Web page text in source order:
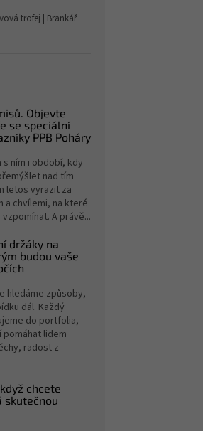
trofej | Brankář
Objevte
se speciální
PPB Poháry
s ním i období, kdy
nad tím
letos vyrazit za
a chvílemi, na které
A právě...
držáky na
budou vaše
hledáme způsoby,
dál. Každý
do portfolia,
pomáhat lidem
radost z
chcete
skutečnou